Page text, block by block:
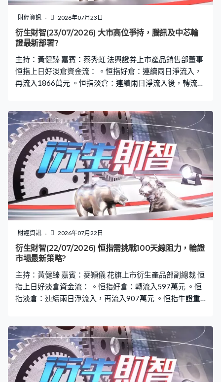
財經資訊 2026年07月23日
衍生財智(23/07/2026) 大市高位爭持，騰訊及中芯輪
證最新部署?
主持：黃健臻 嘉賓：蔡秀虹 法興證券上市產品銷售部董事
恒指上日好淡倉資金流： 。恒指好倉：連續兩日淨流入，
再流入1866萬元 。恒指淡倉：連續兩日淨流入後，轉流出
期指部署加倉237張
財經資訊 2026年07月22日
衍生財智(22/07/2026) 恒指需挑戰100天線阻力，輪證
市場最新策略?
主持：黃健臻 嘉賓：麥穎儀 花旗上市衍生產品部副總裁 恒
指上日好淡倉資金流： 。恒指好倉：轉流入597萬元 。恒
指淡倉：連續兩日淨流入，再流入907萬元 。恒指牛證重